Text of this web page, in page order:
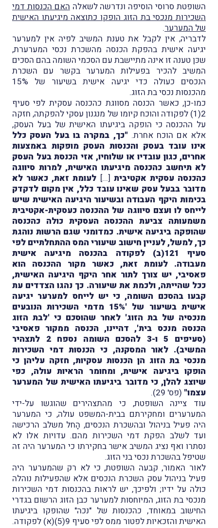
השופטת סרוסי הוסיפה ונדרשה לשאלההאם הכנסות דמי
השכירות מנכסי בת הזוג הופקו כתוצאה מיגיעתו האישית
של המערער.
לדבריה, אין לקבל את טענת המשיב לפיה אין למערער
יגיעה אישית בהפקת הכנסה מהשכרת נכסי המערערת,
שכּן טענה זו אינה מתיישבת עם הסכמי השומה בהם הסכים
המשיב להכיר בפעילות המערער בקשר עם השכרת
הנכסים כעולה כדי יגיעה אישית בשיעור של 15%
מהכנסות נכסי בת הזוג.
כמו-כן, כאשר הכנסה מסווגת כהכנסה עסקית לפי סעיף
2(1) לפקודה והוכח קיומו של מנגנון עסקי להפקתה, חזקה
על ההכנסה כי הופקה ביגיעתו האישית של בעל העסק,
אלא אם הוכח אחרת. "כך, במקרה בו בעל העסק כלל
אינו עובד בעסק והכנסות העסק מופקות באמצעות
אחרים, כגון עובדיו או שלוחיו, אזי הכנסת בעל העסק
לא תיחשב כהכנסה מיגיעתו האישית, למרות סיווגה
כהכנסה עסקית אקטיבית [...] לעומת זאת, כאשר לא
מדובר בבעל עסק שאינו עובד כלל, אין מקום לדקדק
בכימות היקף העבודה ובשיעור היגיעה האישית שיש
לייחס לו ועצם סיווגה של ההכנסה כעסקית-אקטיבית
משמעותה צביעת ההכנסה העסקית כולה כהכנסה
שהופקה ביגיעה אישית. כמדומני שגם הרשות נוהגת
כך, למשל, לעניין חישוב שיעורי המס ההתחלתיים לפי
סעיף 121(ב) לפקודה בהכנסה מיגיעה אישית
מעבודה. לעומת זאת, כאשר מקור ההכנסה הוא
פאסיבי, יש צורך לתור אחר היקף היגיעה האישית,
ככל שהייתה, ולכמת את שיעורה. כך נהגו הצדדים עת
קבעו בהסכם השומה, כי יש לייחס למערער יגיעה
אישית בשיעור של '15% מדמי השכירות הנובעים
מנכסיה של בת הזוג' לאחר שהוסכם כי 'לבת הזוג
הכנסה מנכס בית', דהיינו, הכנסה ממקור פאסיבי
(סעיפים 5 ו-3 להסכם השומה נספח 2 לתצהיר
המשיב). לאור המסקנה, כי הכנסות דמי השכירות
מנכסי בת הזוג הן הכנסות עסקיות, חזקה עליהן כי
הופקו ביגיעה אישית, ומחומר הראיות עולה, כפי
שיוצג להלן, כי מדובר ביגיעתו האישית של המערער
עצמו" (פס' 29).
עוד ציינה השופטת, כי מהתצהירים שהוגשו על-ידי
המערערים ומחקירתם בבית-המשפט עולה, כי המערער
היה פעיל בניהול ובהשכרת הנכסים, הָחל משלב הרכישה
ועד לשלב הפקת דמי השכירות מהם. עדויות אלו לא
נסתרו ואף נציג המשיב אישר בחקירתו כי המערער היה זה
שטיפל בהשכרת נכסי בני הזוג.
לאור האמור, קבעה השופטת, כי לא רק שהמערער היה
פעיל בניהול עסק השכרת הנכסים אלא שהפעילות נוהלה
כולה על ידיו; ולפיכך, יש לראות בהכנסות דמי השכירות
מנכסי בת הזוג, המיוחסות למערער כבן הזוג הרשום בגדרי
החישוב במאוחד, כהכנסות של "נכה" שהופקו ביגיעתו
האישית והזכאיות לפטור ממס לפי סעיף 9(5)(א) לפקודה.